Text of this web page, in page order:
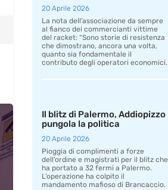
20 Aprile 2026
La nota dell’associazione da sempre
al fianco dei commercianti vittime
del racket: “Sono storie di resistenza
che dimostrano, ancora una volta,
quanto sia fondamentale il
contributo degli operatori economici.
Il blitz di Palermo, Addiopizzo
pungola la politica
20 Aprile 2026
Pioggia di complimenti a forze
dell’ordine e magistrati per il blitz che
ha portato a 32 fermi a Palermo.
L’operazione ha colpito il
mandamento mafioso di Brancaccio.